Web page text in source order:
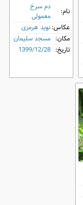
نام:
دم‌ سرخ
معمولی
عکاس:نوید هرمزی
مکان: مسجد سلیمان
تاریخ: 1399/12/28